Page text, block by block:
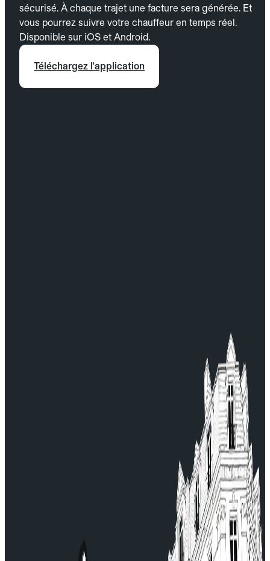
sécurisé. À chaque trajet une facture sera générée. Et
vous pourrez suivre votre chauffeur en temps réel.
Disponible sur iOS et Android.
Téléchargez l'application